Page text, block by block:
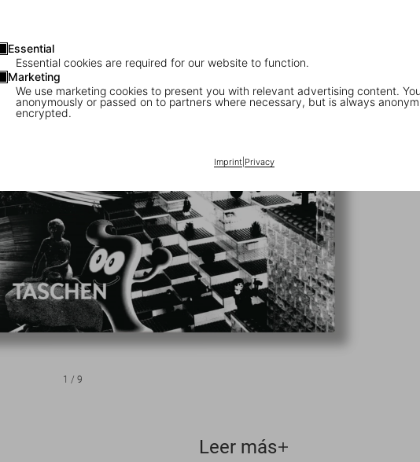
Essential
Essential cookies are required for our website to function.
Marketing
We use marketing cookies to present you with relevant advertising content.
anonymously or passed on to partners where necessary, but is always
encrypted.
Imprint| Privacy
1 /9
Leer más